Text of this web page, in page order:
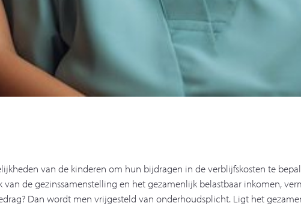
van de kinderen om hun bijdragen in de verblijfskosten te
de gezinssamenstelling en het gezamenlijk belastbaar inkomen,
Dan wordt men vrijgesteld van onderhoudsplicht. Ligt het